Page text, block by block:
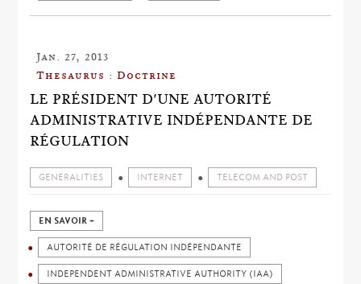
Jan. 27, 2013
Thesaurus : Doctrine
LE PRÉSIDENT D'UNE AUTORITÉ
ADMINISTRATIVE INDÉPENDANTE DE
RÉGULATION
GENERALITIES INTERNET TELECOM AND POST
EN SAVOIR +
AUTORITÉ DE RÉGULATION INDÉPENDANTE
INDEPENDENT ADMINISTRATIVE AUTHORITY (IAA)